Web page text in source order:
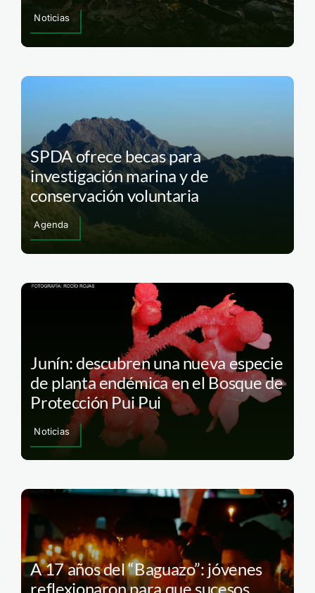
Noticias
SPDA ofrece becas para
investigación marina y de
conservación voluntaria
Agenda
Junín: descubren una nueva especie
de planta endémica en el Bosque de
Protección Pui Pui
Noticias
A 17 años del “Baguazo”: jóvenes
reflexionaron para que sucesos